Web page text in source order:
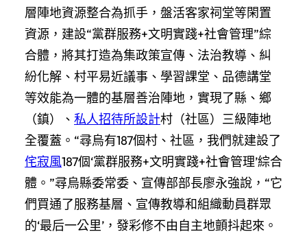
層陣地資源整合為抓手，盤活客家祠堂等閑置
資源，建設“黨群服務+文明實踐+社會管理”綜
合體，將其打造為集政策宣傳、法治教導、糾
紛化解、村平易近議事、學習課堂、品德講堂
等效能為一體的基層善治陣地，實現了縣、鄉
（鎮）、 私人招待所設計村（社區）三級陣地
全覆蓋。“尋烏有187個村、社區，我們就建設了
侘寂風187個‘黨群服務+文明實踐+社會管理’綜合
體。”尋烏縣委常委、宣傳部部長廖永強說，“它
們買通了服務基層、宣傳教導和組織動員群眾
的‘最后一公里’，發彩修不由自主地顫抖起來。